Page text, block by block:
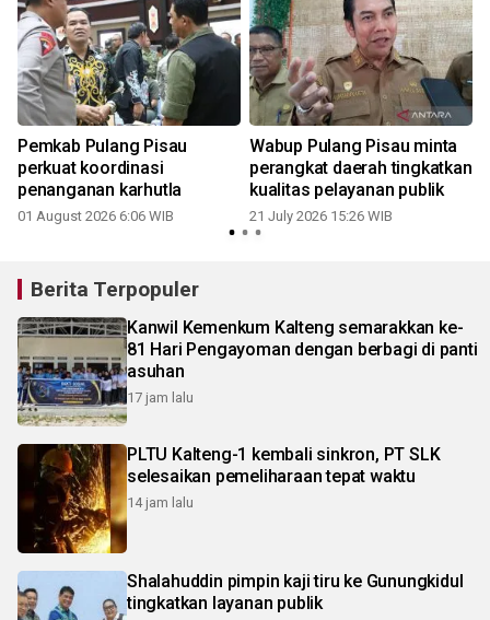
Pemkab Pulang Pisau
perkuat koordinasi
penanganan karhutla
01 August 2026 6:06 WIB
Wabup Pulang Pisau minta
perangkat daerah tingkatkan
kualitas pelayanan publik
21 July 2026 15:26 WIB
Berita Terpopuler
Kanwil Kemenkum Kalteng semarakkan ke-
81 Hari Pengayoman dengan berbagi di panti
asuhan
17 jam lalu
PLTU Kalteng-1 kembali sinkron, PT SLK
selesaikan pemeliharaan tepat waktu
14 jam lalu
Shalahuddin pimpin kaji tiru ke Gunungkidul
tingkatkan layanan publik